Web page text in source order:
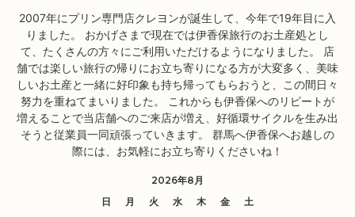
2007年にプリン専門店クレヨンが誕生して、今年で19年目に入
りました。 おかげさまで現在では伊香保旅行のお土産処とし
て、たくさんの方々にご利用いただけるようになりました。 店
舗では楽しい旅行の帰りにお立ち寄りになる方が大変多く、美味
しいお土産と一緒に好印象も持ち帰ってもらおうと、この間日々
努力を重ねてまいりました。 これからも伊香保へのリピートが
増えることで当店舗へのご来店が増え、好循環サイクルを生み出
そうと従業員一同頑張っていきます。 群馬へ伊香保へお越しの
際には、お気軽にお立ち寄りくださいね！
2026年8月
日
月 火 水 木 金
土